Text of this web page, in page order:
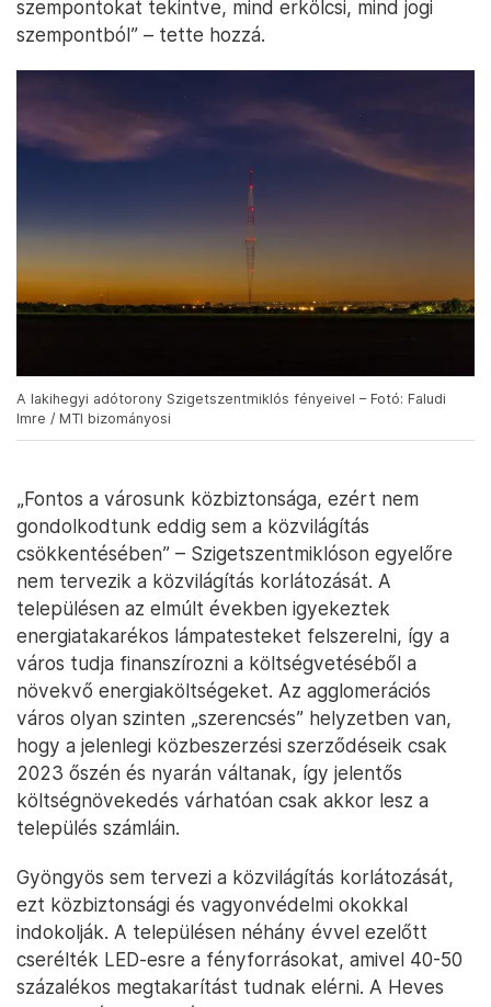
szempontokat tekintve, mind erkölcsi, mind jogi
szempontból” – tette hozzá.
A lakihegyi adótorony Szigetszentmiklós fényeivel – Fotó: Faludi
Imre / MTI bizományosi
„Fontos a városunk közbiztonsága, ezért nem
gondolkodtunk eddig sem a közvilágítás
csökkentésében” – Szigetszentmiklóson egyelőre
nem tervezik a közvilágítás korlátozását. A
településen az elmúlt években igyekeztek
energiatakarékos lámpatesteket felszerelni, így a
város tudja finanszírozni a költségvetéséből a
növekvő energiaköltségeket. Az agglomerációs
város olyan szinten „szerencsés” helyzetben van,
hogy a jelenlegi közbeszerzési szerződéseik csak
2023 őszén és nyarán váltanak, így jelentős
költségnövekedés várhatóan csak akkor lesz a
település számláin.
Gyöngyös sem tervezi a közvilágítás korlátozását,
ezt közbiztonsági és vagyonvédelmi okokkal
indokolják. A településen néhány évvel ezelőtt
cserélték LED-esre a fényforrásokat, amivel 40-50
százalékos megtakarítást tudnak elérni. A Heves